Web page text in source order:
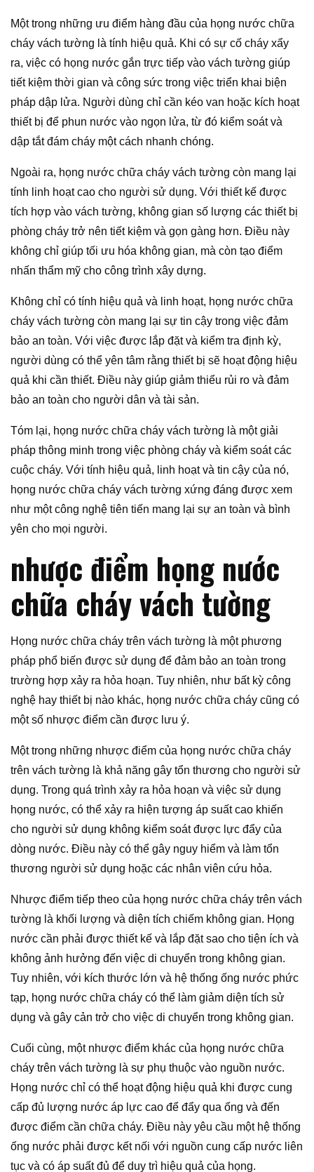
Một trong những ưu điểm hàng đầu của họng nước chữa
cháy vách tường là tính hiệu quả. Khi có sự cố cháy xẩy
ra, việc có họng nước gắn trực tiếp vào vách tường giúp
tiết kiệm thời gian và công sức trong việc triển khai biện
pháp dập lửa. Người dùng chỉ cần kéo van hoặc kích hoạt
thiết bị để phun nước vào ngọn lửa, từ đó kiểm soát và
dập tắt đám cháy một cách nhanh chóng.
Ngoài ra, họng nước chữa cháy vách tường còn mang lại
tính linh hoạt cao cho người sử dụng. Với thiết kế được
tích hợp vào vách tường, không gian số lượng các thiết bị
phòng cháy trở nên tiết kiệm và gọn gàng hơn. Điều này
không chỉ giúp tối ưu hóa không gian, mà còn tạo điểm
nhấn thẩm mỹ cho công trình xây dựng.
Không chỉ có tính hiệu quả và linh hoạt, họng nước chữa
cháy vách tường còn mang lại sự tin cậy trong việc đảm
bảo an toàn. Với việc được lắp đặt và kiểm tra định kỳ,
người dùng có thể yên tâm rằng thiết bị sẽ hoạt động hiệu
quả khi cần thiết. Điều này giúp giảm thiểu rủi ro và đảm
bảo an toàn cho người dân và tài sản.
Tóm lại, họng nước chữa cháy vách tường là một giải
pháp thông minh trong việc phòng cháy và kiểm soát các
cuộc cháy. Với tính hiệu quả, linh hoạt và tin cậy của nó,
họng nước chữa cháy vách tường xứng đáng được xem
như một công nghệ tiên tiến mang lại sự an toàn và bình
yên cho mọi người.
nhược điểm họng nước
chữa cháy vách tường
Họng nước chữa cháy trên vách tường là một phương
pháp phổ biến được sử dụng để đảm bảo an toàn trong
trường hợp xảy ra hỏa hoạn. Tuy nhiên, như bất kỳ công
nghệ hay thiết bị nào khác, họng nước chữa cháy cũng có
một số nhược điểm cần được lưu ý.
Một trong những nhược điểm của họng nước chữa cháy
trên vách tường là khả năng gây tổn thương cho người sử
dụng. Trong quá trình xảy ra hỏa hoạn và việc sử dụng
họng nước, có thể xảy ra hiện tượng áp suất cao khiến
cho người sử dụng không kiểm soát được lực đẩy của
dòng nước. Điều này có thể gây nguy hiểm và làm tổn
thương người sử dụng hoặc các nhân viên cứu hỏa.
Nhược điểm tiếp theo của họng nước chữa cháy trên vách
tường là khối lượng và diện tích chiếm không gian. Họng
nước cần phải được thiết kế và lắp đặt sao cho tiện ích và
không ảnh hưởng đến việc di chuyển trong không gian.
Tuy nhiên, với kích thước lớn và hệ thống ống nước phức
tạp, họng nước chữa cháy có thể làm giảm diện tích sử
dụng và gây cản trở cho việc di chuyển trong không gian.
Cuối cùng, một nhược điểm khác của họng nước chữa
cháy trên vách tường là sự phụ thuộc vào nguồn nước.
Họng nước chỉ có thể hoạt động hiệu quả khi được cung
cấp đủ lượng nước áp lực cao để đẩy qua ống và đến
được điểm cần chữa cháy. Điều này yêu cầu một hệ thống
ống nước phải được kết nối với nguồn cung cấp nước liên
tục và có áp suất đủ để duy trì hiệu quả của họng.